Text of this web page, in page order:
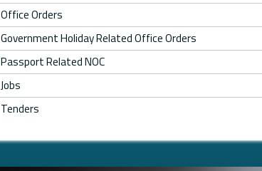
Office Orders
Government Holiday Related Office Orders
Passport Related NOC
Jobs
Tenders